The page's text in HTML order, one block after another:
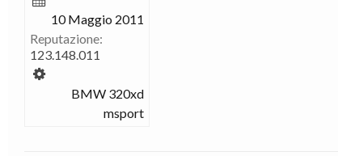
10 Maggio 2011
Reputazione:
123.148.011
BMW 320xd
msport